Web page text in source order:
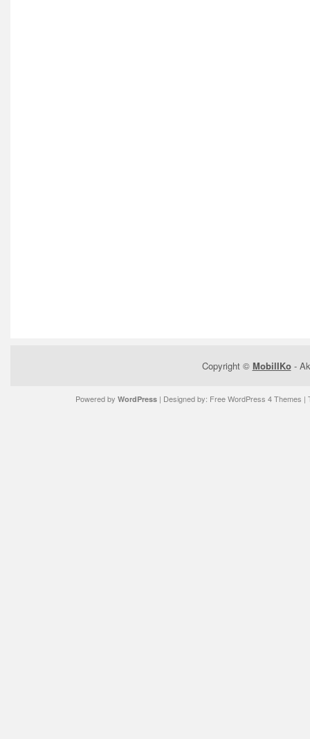
Copyright © MobilIKo-
Powered by WordPress| Designed by: Free WordPress 4 Themes |